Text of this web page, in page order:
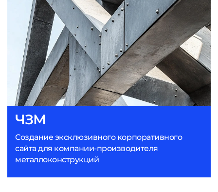
ЧЗМ
Создание эксклюзивного корпоративного
сайта для компании-производителя
металлоконструкций